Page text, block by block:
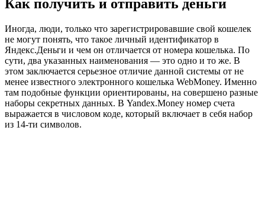
Как получить и отправить деньги
Иногда, люди, только что зарегистрировавшие свой кошелек
не могут понять, что такое личный идентификатор в
Яндекс.Деньги и чем он отличается от номера кошелька. По
сути, два указанных наименования — это одно и то же. В
этом заключается серьезное отличие данной системы от не
менее известного электронного кошелька WebMoney. Именно
там подобные функции ориентированы, на совершено разные
наборы секретных данных. В Yandex.Money номер счета
выражается в числовом коде, который включает в себя набор
из 14-ти символов.